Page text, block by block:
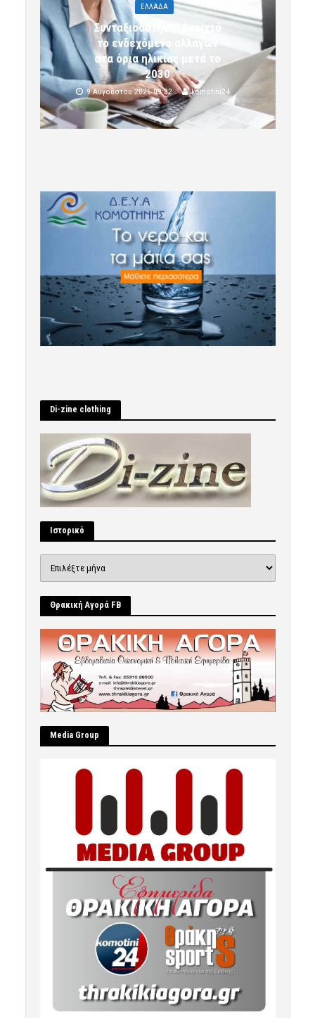
ΕΛΛΑΔΑ
Συνταξιοδότηση: Ανοιχτό
το ενδεχόμενο αλλαγών
στα όρια ηλικίας μετά το
2030
9 Αυγούστου 2026 09:32 komotini24
Di-zine clothing
Ιστορικό
Θρακική Αγορά FB
Μedia Group